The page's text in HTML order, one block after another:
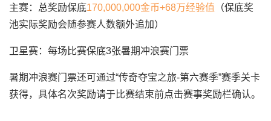
主赛：总奖励保底170,000,000金币+68万经验值 （保底奖
池实际奖励会随参赛人数额外追加）
卫星赛：每场比赛保底3张暑期冲浪赛门票
暑期冲浪赛门票还可通过“传奇夺宝之旅-第六赛季”赛季关卡
获得，具体名次奖励请于比赛结束前点击赛事奖励栏确认。